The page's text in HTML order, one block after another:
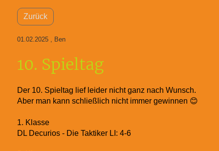
Zurück
01.02.2025 , Ben
10. Spieltag
Der 10. Spieltag lief leider nicht ganz nach Wunsch.
Aber man kann schließlich nicht immer gewinnen 😊
1. Klasse
DL Decurios - Die Taktiker LI: 4-6